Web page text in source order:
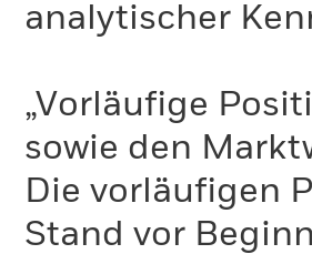
analytischer
„Vorläufige
sowie den
Die vorläufigen
Stand vor